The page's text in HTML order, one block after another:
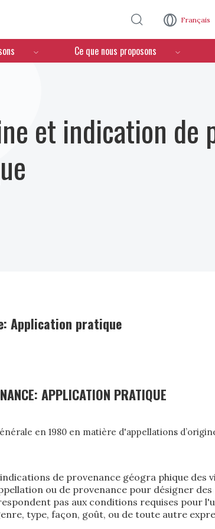
Français
Ce que nous proposons
et indication de
Application pratique
APPLICATION PRATIQUE
en 1980 en matière d'appellations
de provenance géogra­ phique des
ou de provenance pour désigner
pas aux conditions requises pour
type, façon, goût, ou de toute autre